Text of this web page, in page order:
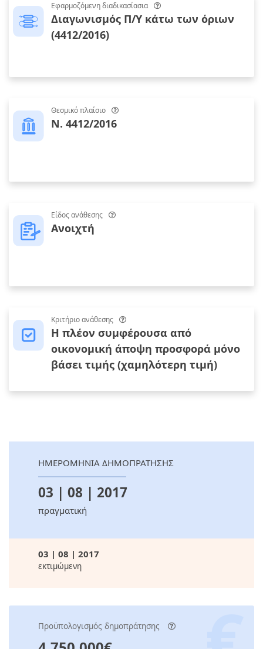
Εφαρμοζόμενη διαδικασίασια
Διαγωνισμός Π/Υ κάτω των όριων
(4412/2016)
Θεσμικό πλαίσιο
Ν. 4412/2016
Είδος ανάθεσης
Ανοιχτή
Κριτήριο ανάθεσης
Η πλέον συμφέρουσα από
οικονομική άποψη προσφορά μόνο
βάσει τιμής (χαμηλότερη τιμή)
ΗΜΕΡΟΜΗΝΙΑ ΔΗΜΟΠΡΑΤΗΣΗΣ
03 | 08 | 2017
πραγματική
03 | 08 | 2017
εκτιμώμενη
Προϋπολογισμός δημοπράτησης